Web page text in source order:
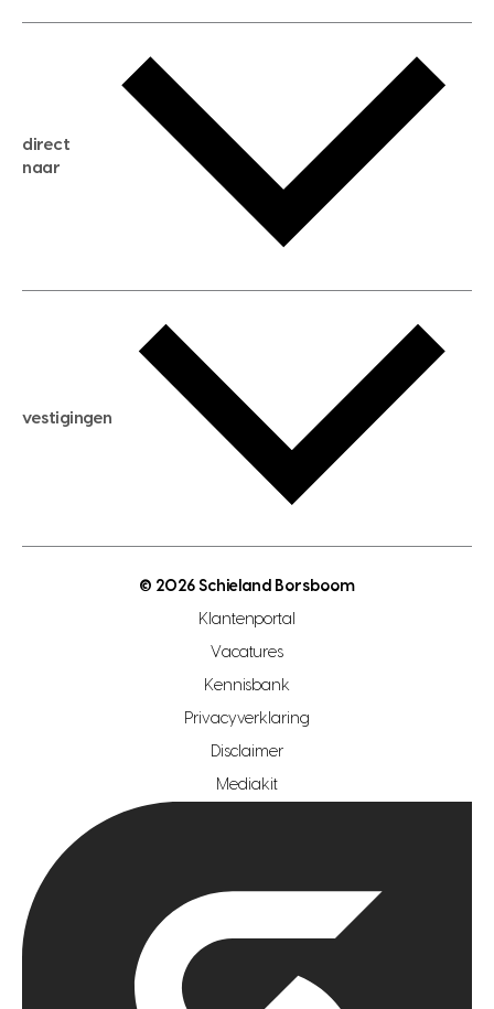
gratis zoekservice
huis verkopen
huis kopen
aankoopadvies
verkoopadvies
hypotheekadvies
direct
naar
hypotheek berekenen
maximale hypotheek berekenen
hypotheek bespaarcheck
gratis zoekprofiel aanmaken
open woningwaarde dag
vestigingen
makelaar regio zoetermeer
hypotheekshop regio den haag
hypotheekshop regio rotterdam
© 2026 Schieland Borsboom
Klantenportal
Vacatures
Kennisbank
Privacyverklaring
Disclaimer
Mediakit